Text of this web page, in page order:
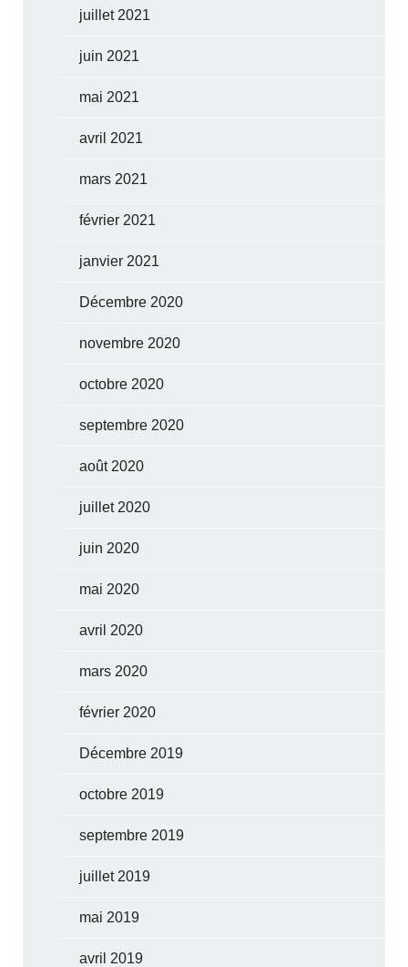
juillet 2021
juin 2021
mai 2021
avril 2021
mars 2021
février 2021
janvier 2021
Décembre 2020
novembre 2020
octobre 2020
septembre 2020
août 2020
juillet 2020
juin 2020
mai 2020
avril 2020
mars 2020
février 2020
Décembre 2019
octobre 2019
septembre 2019
juillet 2019
mai 2019
avril 2019